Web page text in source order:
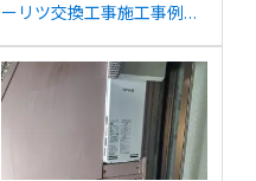
ーリツ交換工事施工事例：
2417AWX6H-Lからノーリ
ツGTH-C2460AW8H-L-